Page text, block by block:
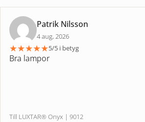
Patrik Nilsson
4 aug, 2026
★★★★★5/5 i betyg
Bra lampor
Till LUXTAR® Onyx | 9012